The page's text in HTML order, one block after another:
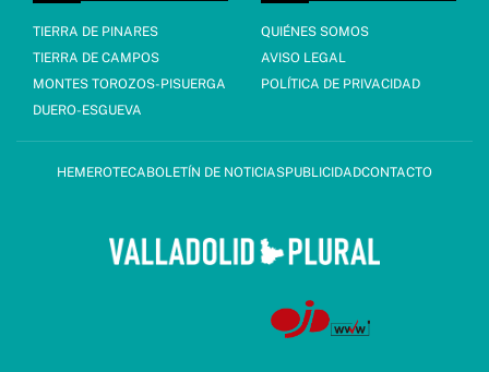
TIERRA DE PINARES
TIERRA DE CAMPOS
MONTES TOROZOS-PISUERGA
DUERO-ESGUEVA
QUIÉNES SOMOS
AVISO LEGAL
POLÍTICA DE PRIVACIDAD
HEMEROTECABOLETÍN DE NOTICIASPUBLICIDADCONTACTO